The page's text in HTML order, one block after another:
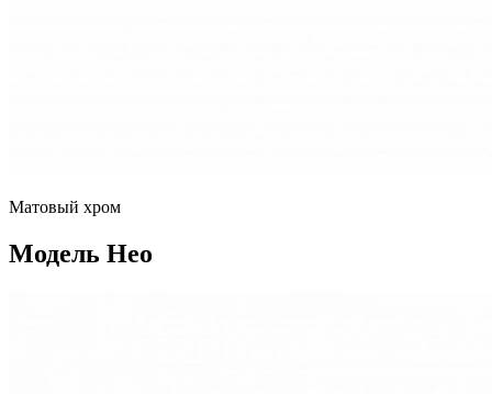
Матовый хром
Модель Нео